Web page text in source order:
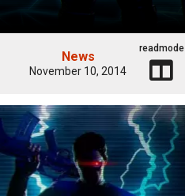
News
November 10, 2014
readmode